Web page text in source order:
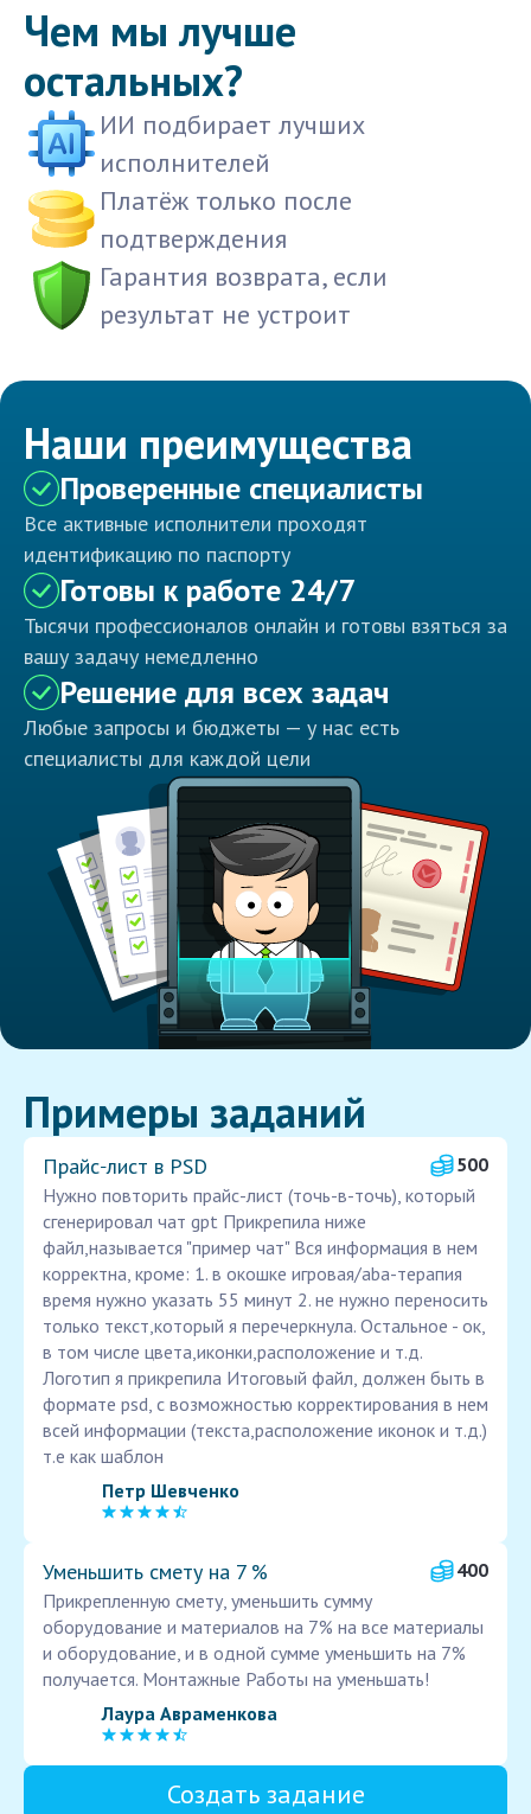
Чем мы лучше
остальных?
ИИ подбирает лучших
исполнителей
Платёж только после
подтверждения
Гарантия возврата, если
результат не устроит
Наши преимущества
Проверенные специалисты
Все активные исполнители проходят
идентификацию по паспорту
Готовы к работе 24/7
Тысячи профессионалов онлайн и готовы взяться за
вашу задачу немедленно
Решение для всех задач
Любые запросы и бюджеты — у нас есть
специалисты для каждой цели
Примеры заданий
Прайс‑лист в PSD
500
Нужно повторить прайс-лист (точь-в-точь), который
сгенерировал чат gpt Прикрепила ниже
файл,называется "пример чат" Вся информация в нем
корректна, кроме: 1. в окошке игровая/aba-терапия
время нужно указать 55 минут 2. не нужно переносить
только текст,который я перечеркнула. Остальное - ок,
в том числе цвета,иконки,расположение и т.д.
Логотип я прикрепила Итоговый файл, должен быть в
формате psd, с возможностью корректирования в нем
всей информации (текста,расположение иконок и т.д.)
т.е как шаблон
Петр Шевченко
Уменьшить смету на 7 %
400
Прикрепленную смету, уменьшить сумму
оборудование и материалов на 7% на все материалы
и оборудование, и в одной сумме уменьшить на 7%
получается. Монтажные Работы на уменьшать!
Лаура Авраменкова
Создать задание